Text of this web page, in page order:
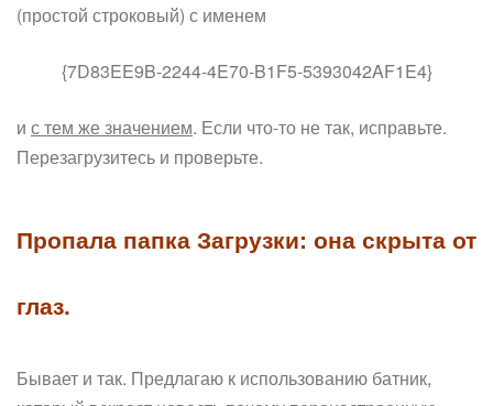
(простой строковый) с именем
{7D83EE9B-2244-4E70-B1F5-5393042AF1E4}
и с тем же значением. Если что-то не так, исправьте.
Перезагрузитесь и проверьте.
Пропала папка Загрузки: она скрыта от
глаз.
Бывает и так. Предлагаю к использованию батник,